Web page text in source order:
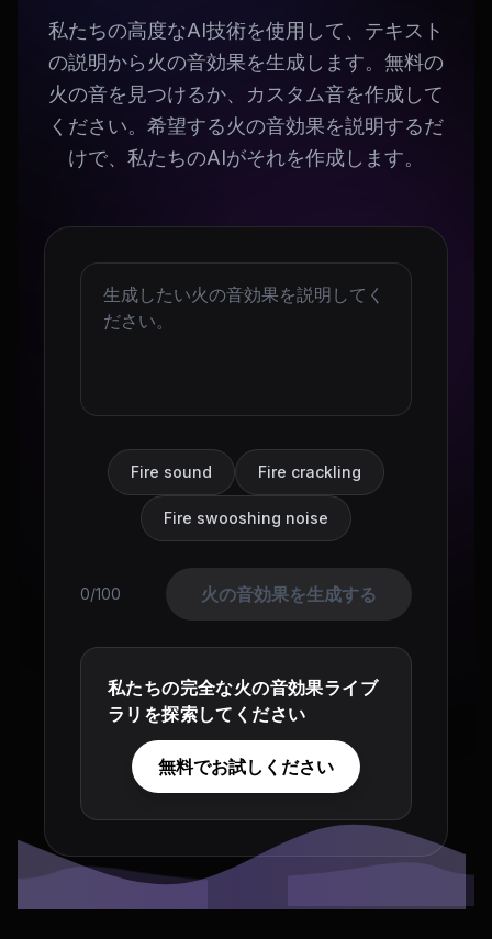
私たちの高度なAI技術を使用して、テキスト
の説明から火の音効果を生成します。無料の
火の音を見つけるか、カスタム音を作成して
ください。希望する火の音効果を説明するだ
けで、私たちのAIがそれを作成します。
Fire sound Fire crackling
Fire swooshing noise
0/100 火の音効果を生成する
私たちの完全な火の音効果ライブ
ラリを探索してください
無料でお試しください